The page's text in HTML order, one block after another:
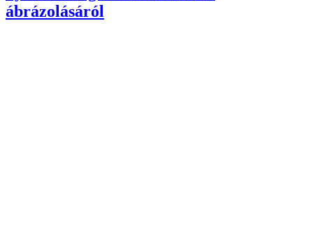
ábrázolásáról